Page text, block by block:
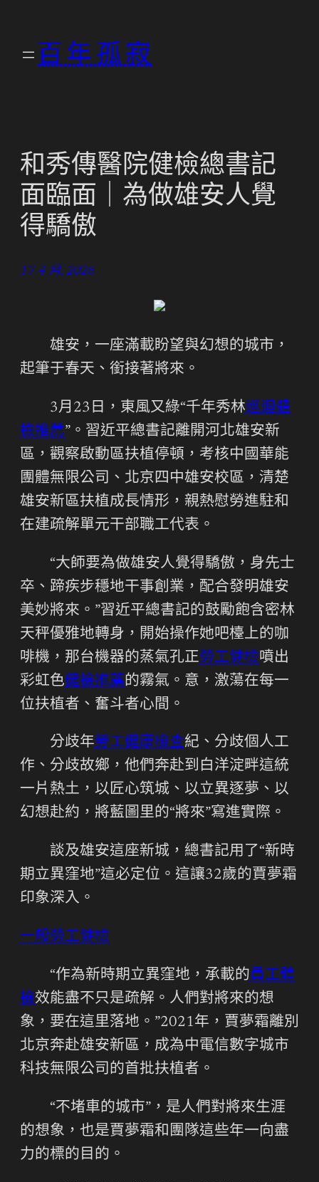
百年孤寂
和秀傳醫院健檢總書記
面臨面｜為做雄安人覺
得驕傲
17 4 月, 2026
雄安，一座滿載盼望與幻想的城市，
起筆于春天、銜接著將來。
3月23日，東風又綠“千年秀林巡迴體
檢推薦”。習近平總書記離開河北雄安新
區，觀察啟動區扶植停頓，考核中國華能
團體無限公司、北京四中雄安校區，清楚
雄安新區扶植成長情形，親熱慰勞進駐和
在建疏解單元干部職工代表。
“大師要為做雄安人覺得驕傲，身先士
卒、蹄疾步穩地干事創業，配合發明雄安
美妙將來。”習近平總書記的鼓勵飽含密林
天秤優雅地轉身，開始操作她吧檯上的咖
啡機，那台機器的蒸氣孔正勞工健檢噴出
彩虹色健檢推薦的霧氣。意，激蕩在每一
位扶植者、奮斗者心間。
分歧年勞工健康檢查紀、分歧個人工
作、分歧故鄉，他們奔赴到白洋淀畔這統
一片熱土，以匠心筑城、以立異逐夢、以
幻想赴約，將藍圖里的“將來”寫進實際。
談及雄安這座新城，總書記用了“新時
期立異窪地”這必定位。這讓32歲的賈夢霜
印象深入。
一般勞工健檢
“作為新時期立異窪地，承載的員工體
檢效能盡不只是疏解。人們對將來的想
象，要在這里落地。”2021年，賈夢霜離別
北京奔赴雄安新區，成為中電信數字城市
科技無限公司的首批扶植者。
“不堵車的城市”，是人們對將來生涯
的想象，也是賈夢霜和團隊這些年一向盡
力的標的目的。